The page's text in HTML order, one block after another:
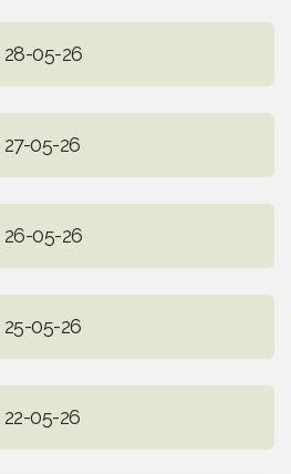
05-26
05-26
05-26
05-26
05-26